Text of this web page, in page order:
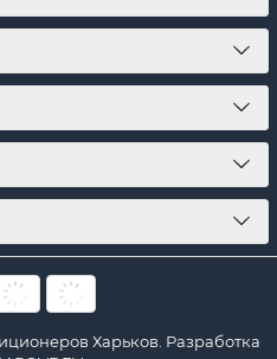
Харьков. Разработка